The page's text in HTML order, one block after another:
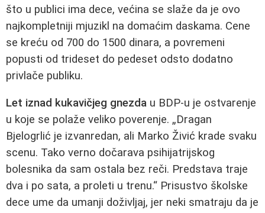
što u publici ima dece, većina se slaže da je ovo
najkompletniji mjuzikl na domaćim daskama. Cene
se kreću od 700 do 1500 dinara, a povremeni
popusti od trideset do pedeset odsto dodatno
privlače publiku.
Let iznad kukavičjeg gnezda u BDP-u je ostvarenje
u koje se polaže veliko poverenje. „Dragan
Bjelogrlić je izvanredan, ali Marko Živić krade svaku
scenu. Tako verno dočarava psihijatrijskog
bolesnika da sam ostala bez reči. Predstava traje
dva i po sata, a proleti u trenu.“ Prisustvo školske
dece ume da umanji doživljaj, jer neki smatraju da je